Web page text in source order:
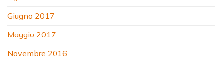
Giugno 2017
Maggio 2017
Novembre 2016